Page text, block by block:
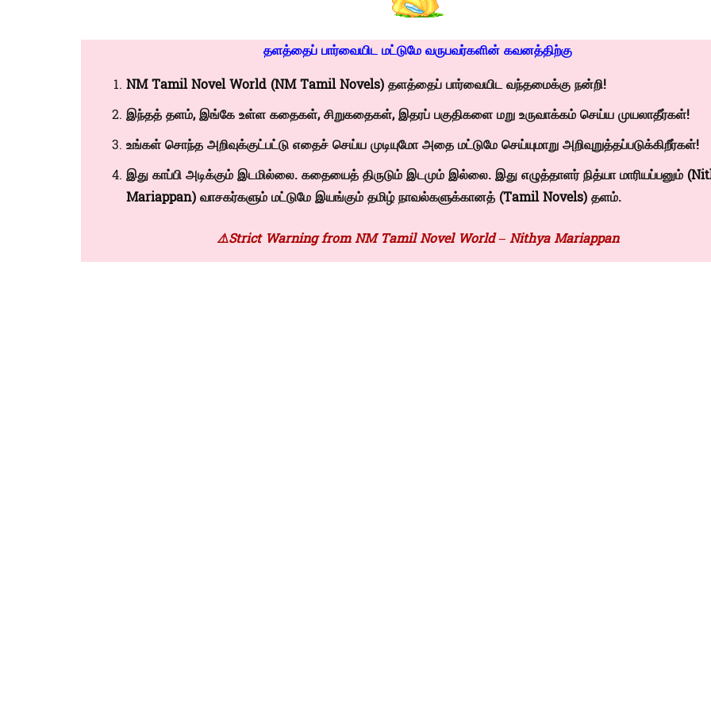
தளத்தைப் பார்வையிட மட்டுமே வருபவர்களின் கவனத்திற்கு
NM Tamil Novel World (NM Tamil Novels)தளத்தைப் பார்வையிட வந்தமைக்கு நன்றி!
இந்தத் தளம், இங்கே உள்ள கதைகள், சிறுகதைகள், இதரப் பகுதிகளை மறு உருவாக்கம் செய்ய முயலாதீர்கள்!
உங்கள் சொந்த அறிவுக்குட்பட்டு எதைச் செய்ய முடியுமோ அதை மட்டுமே செய்யுமாறு அறிவுறுத்தப்படுக்கிறீர்கள்!
இது காப்பி அடிக்கும் இடமில்லை. கதையைத் திருடும் இடமும் இல்லை. இது எழுத்தாளர் நித்யா மாரியப்பனும்
Mariappan)வாசகர்களும் மட்டுமே இயங்கும் தமிழ் நாவல்களுக்கானத் (Tamil Novels)தளம்.
⚠️Strict Warning from NM Tamil Novel World – Nithya Mariappan